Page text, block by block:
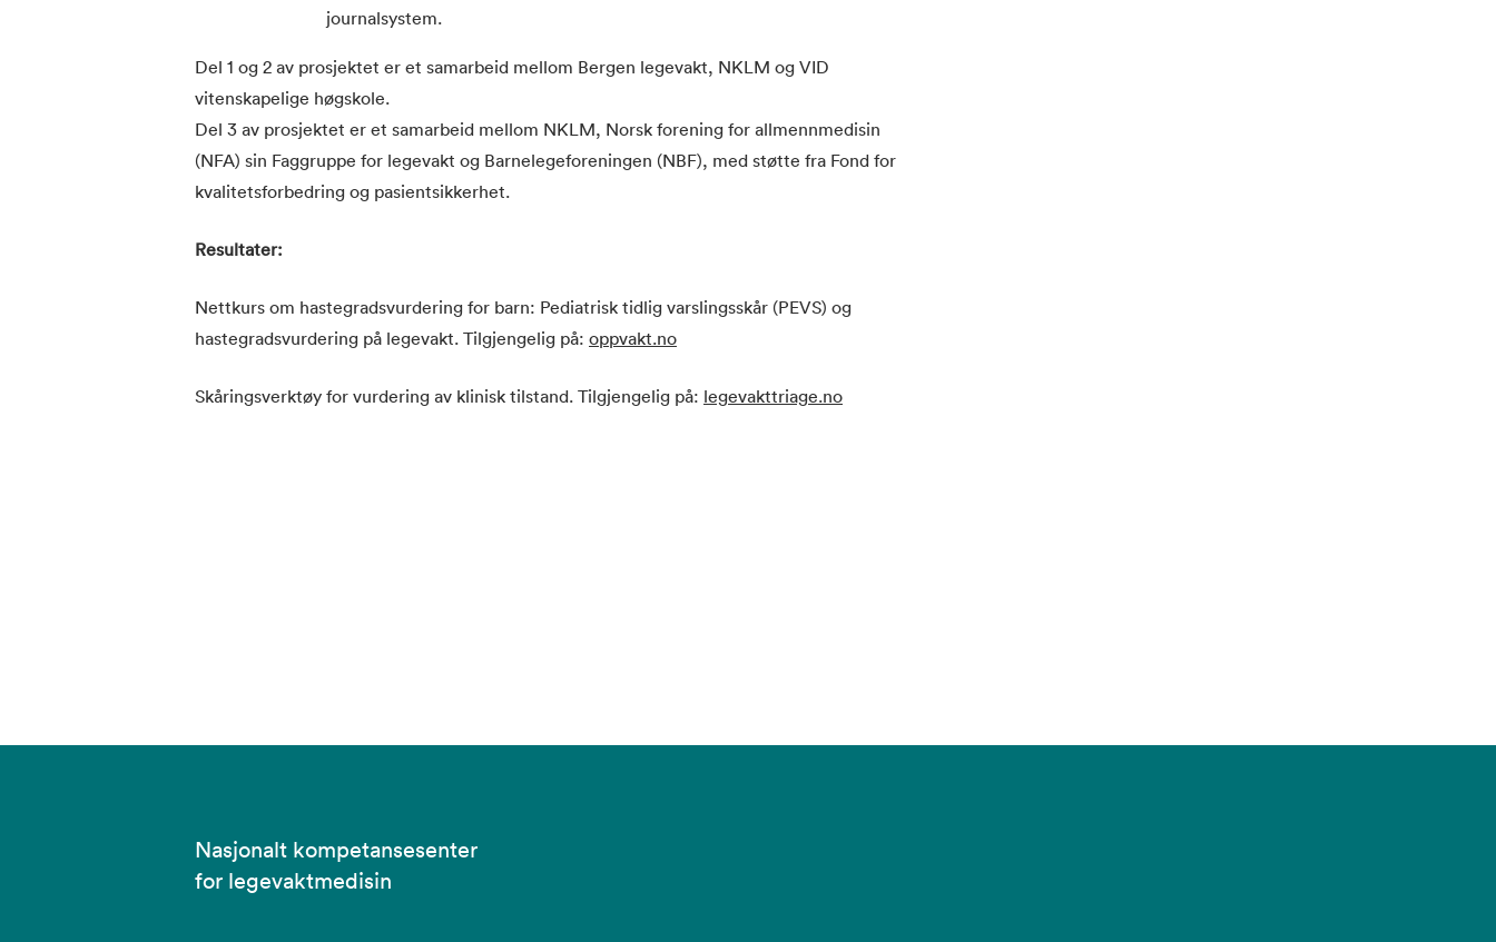
journalsystem.
Del 1 og 2 av prosjektet er et samarbeid mellom Bergen legevakt, NKLM og VID
vitenskapelige høgskole.
Del 3 av prosjektet er et samarbeid mellom NKLM, Norsk forening for allmennmedisin
(NFA) sin Faggruppe for legevakt og Barnelegeforeningen (NBF), med støtte fra Fond for
kvalitetsforbedring og pasientsikkerhet.
Resultater:
Nettkurs om hastegradsvurdering for barn: Pediatrisk tidlig varslingsskår (PEVS) og
hastegradsvurdering på legevakt. Tilgjengelig på: oppvakt.no
Skåringsverktøy for vurdering av klinisk tilstand. Tilgjengelig på: legevakttriage.no
Nasjonalt kompetansesenter
for legevaktmedisin